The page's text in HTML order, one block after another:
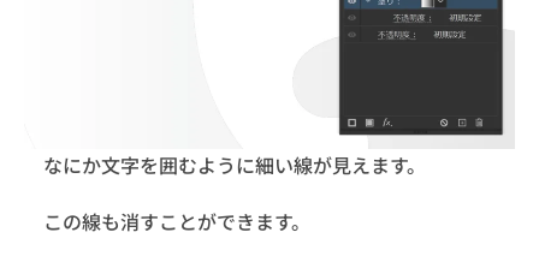
なにか文字を囲むように細い線が見えます。
この線も消すことができます。